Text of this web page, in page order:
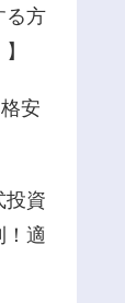
る方
安
投資
！適